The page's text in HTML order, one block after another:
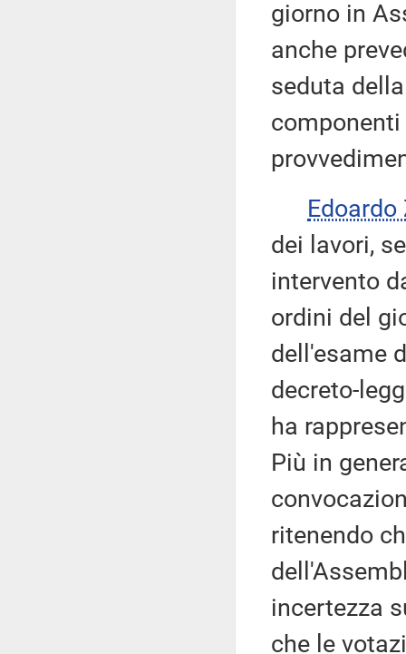
giorno in
anche
seduta
Edoardo
dei lavori,
intervento
ordini del
dell'esame
decreto-
ha
Più in
ritenendo
incertezza
che le